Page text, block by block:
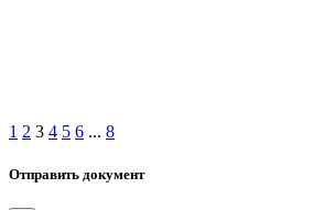
1 2 3 4 5 6 ... 8
Отправить документ